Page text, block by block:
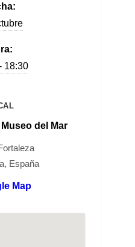
18:30
del Mar
España
Map